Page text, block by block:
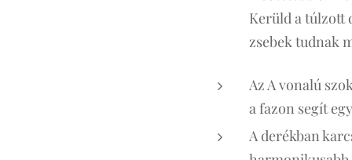
Kerüld a túlzott
zsebek tudnak
Az A vonalú
a fazon segít
A derékban